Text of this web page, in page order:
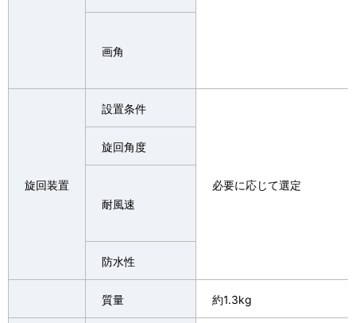
画角
旋回装置
設置条件
必要に応じて選定
旋回角度
耐風速
防水性
質量 約1.3kg